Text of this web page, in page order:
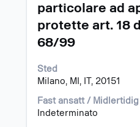
particolare ad
protette art. 18
68/99
Sted
Milano, MI, IT, 20151
Fast ansatt / Midlertidig
Indeterminato
mellomromstasten
for
å
vise
fullstendige
innholdet
i
jobbinformasjonen.